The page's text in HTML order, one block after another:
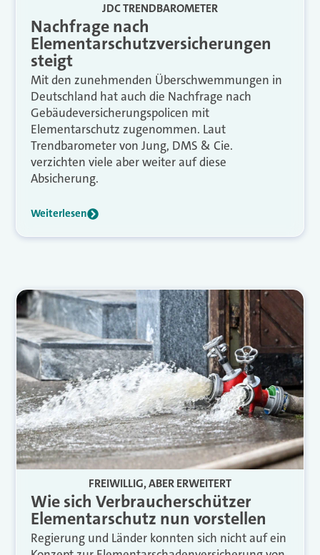
JDC TRENDBAROMETER
Nachfrage nach
Elementarschutzversicherungen
steigt
Mit den zunehmenden Überschwemmungen in
Deutschland hat auch die Nachfrage nach
Gebäudeversicherungspolicen mit
Elementarschutz zugenommen. Laut
Trendbarometer von Jung, DMS & Cie.
verzichten viele aber weiter auf diese
Absicherung.
Weiterlesen
FREIWILLIG, ABER ERWEITERT
Wie sich Verbraucherschützer
Elementarschutz nun vorstellen
Regierung und Länder konnten sich nicht auf ein